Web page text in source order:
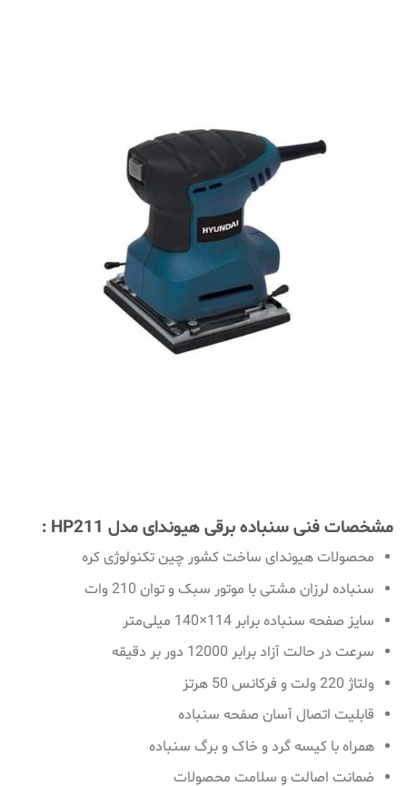
مشخصات فنی سنباده برقی هیوندای مدل HP211 :
محصولات هیوندای ساخت کشور چین تکنولوژی کره
سنباده لرزان مشتی با موتور سبک و توان 210 وات
سایز صفحه سنباده برابر 114×140 میلی‌متر
سرعت در حالت آزاد برابر 12000 دور بر دقیقه
ولتاژ 220 ولت و فرکانس 50 هرتز
قابلیت اتصال آسان صفحه سنباده
همراه با کیسه گرد و خاک و برگ سنباده
ضمانت اصالت و سلامت محصولات